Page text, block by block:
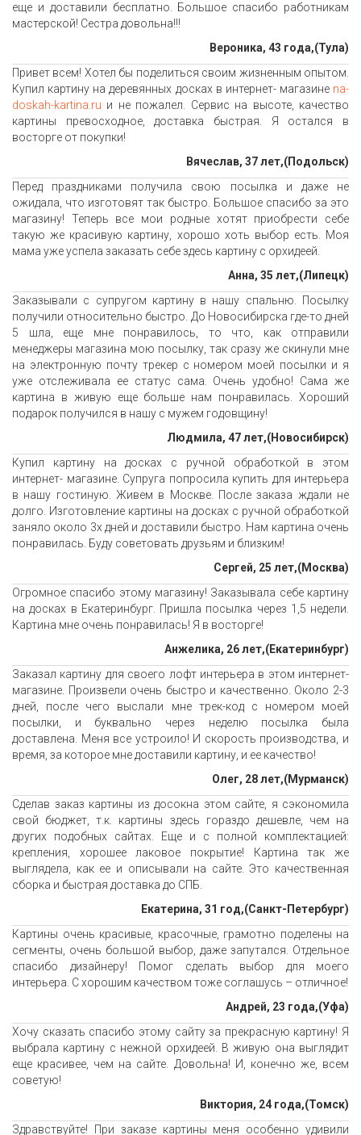
еще и доставили бесплатно. Большое спасибо работникам
мастерской! Сестра довольна!!!
Вероника, 43 года,(Тула)
Привет всем! Хотел бы поделиться своим жизненным опытом.
Купил картину на деревянных досках в интернет- магазине na-
doskah-kartina.ru и не пожалел. Сервис на высоте, качество
картины превосходное, доставка быстрая. Я остался в
восторге от покупки!
Вячеслав, 37 лет,(Подольск)
Перед праздниками получила свою посылка и даже не
ожидала, что изготовят так быстро. Большое спасибо за это
магазину! Теперь все мои родные хотят приобрести себе
такую же красивую картину, хорошо хоть выбор есть. Моя
мама уже успела заказать себе здесь картину с орхидеей.
Анна, 35 лет,(Липецк)
Заказывали с супругом картину в нашу спальню. Посылку
получили относительно быстро. До Новосибирска где-то дней
5 шла, еще мне понравилось, то что, как отправили
менеджеры магазина мою посылку, так сразу же скинули мне
на электронную почту трекер с номером моей посылки и я
уже отслеживала ее статус сама. Очень удобно! Сама же
картина в живую еще больше нам понравилась. Хороший
подарок получился в нашу с мужем годовщину!
Людмила, 47 лет,(Новосибирск)
Купил картину на досках с ручной обработкой в этом
интернет- магазине. Супруга попросила купить для интерьера
в нашу гостиную. Живем в Москве. После заказа ждали не
долго. Изготовление картины на досках с ручной обработкой
заняло около 3х дней и доставили быстро. Нам картина очень
понравилась. Буду советовать друзьям и близким!
Сергей, 25 лет,(Москва)
Огромное спасибо этому магазину! Заказывала себе картину
на досках в Екатеринбург. Пришла посылка через 1,5 недели.
Картина мне очень понравилась! Я в восторге!
Анжелика, 26 лет,(Екатеринбург)
Заказал картину для своего лофт интерьера в этом интернет-
магазине. Произвели очень быстро и качественно. Около 2-3
дней, после чего выслали мне трек-код с номером моей
посылки, и буквально через неделю посылка была
доставлена. Меня все устроило! И скорость производства, и
время, за которое мне доставили картину, и ее качество!
Олег, 28 лет,(Мурманск)
Сделав заказ картины из досокна этом сайте, я сэкономила
свой бюджет, т.к. картины здесь гораздо дешевле, чем на
других подобных сайтах. Еще и с полной комплектацией:
крепления, хорошее лаковое покрытие! Картина так же
выглядела, как ее и описывали на сайте. Это качественная
сборка и быстрая доставка до СПБ.
Екатерина, 31 год,(Санкт-Петербург)
Картины очень красивые, красочные, грамотно поделены на
сегменты, очень большой выбор, даже запутался. Отдельное
спасибо дизайнеру! Помог сделать выбор для моего
интерьера. С хорошим качеством тоже соглашусь – отличное!
Андрей, 23 года,(Уфа)
Хочу сказать спасибо этому сайту за прекрасную картину! Я
выбрала картину с нежной орхидеей. В живую она выглядит
еще красивее, чем на сайте. Довольна! И, конечно же, всем
советую!
Виктория, 24 года,(Томск)
Здравствуйте! При заказе картины меня особенно удивили